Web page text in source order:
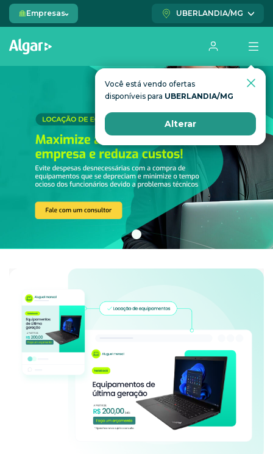
Empresas UBERLANDIA/MG
Você está vendo ofertas
disponíveis para UBERLANDIA/MG
Alterar
Você está vendo ofertas
disponíveis para UBERLANDIA/MG
Alterar